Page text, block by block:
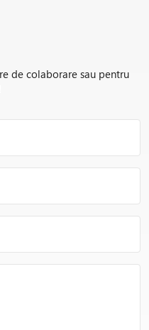
de colaborare sau pentru